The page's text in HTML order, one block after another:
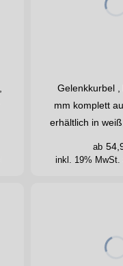
Gelenkkurbel
mm komplett
erhältlich in
inkl. 19% MwSt.
ab